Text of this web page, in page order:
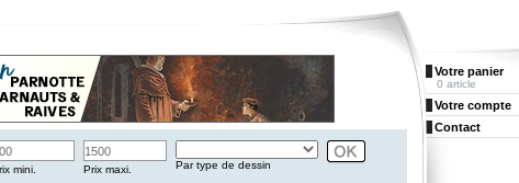
mini. Prix maxi. Par type de dessin
Votre panier
0 article
Votre compte
Contact